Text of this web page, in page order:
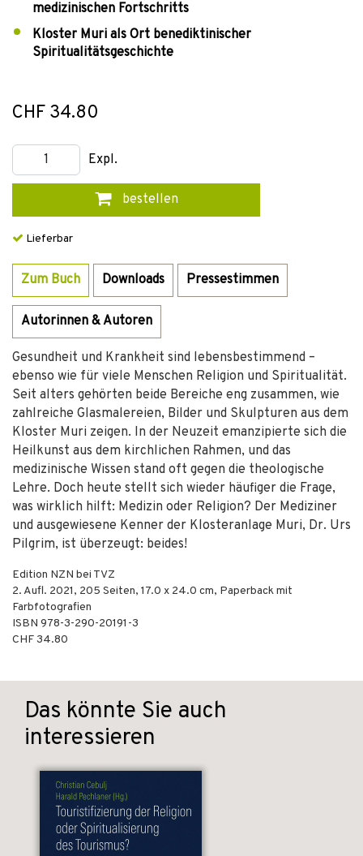
medizinischen Fortschritts
Kloster Muri als Ort benediktinischer
Spiritualitätsgeschichte
CHF 34.80
Expl.
bestellen
Lieferbar
Zum Buch Downloads Pressestimmen
Autorinnen & Autoren
Gesundheit und Krankheit sind lebensbestimmend –
ebenso wie für viele Menschen Religion und Spiritualität.
Seit alters gehörten beide Bereiche eng zusammen, wie
zahlreiche Glasmalereien, Bilder und Skulpturen aus dem
Kloster Muri zeigen. In der Neuzeit emanzipierte sich die
Heilkunst aus dem kirchlichen Rahmen, und das
medizinische Wissen stand oft gegen die theologische
Lehre. Doch heute stellt sich wieder häufiger die Frage,
was wirklich hilft: Medizin oder Religion? Der Mediziner
und ausgewiesene Kenner der Klosteranlage Muri, Dr. Urs
Pilgrim, ist überzeugt: beides!
Edition NZN bei TVZ
2. Aufl. 2021, 205 Seiten, 17.0 x 24.0 cm, Paperback mit
Farbfotografien
ISBN 978-3-290-20191-3
CHF 34.80
Das könnte Sie auch
interessieren